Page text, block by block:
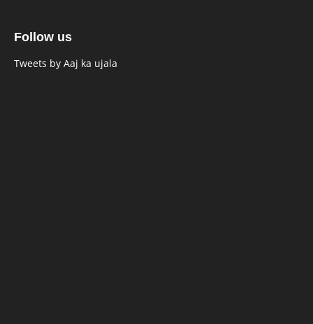
Follow us
Tweets by Aaj ka ujala